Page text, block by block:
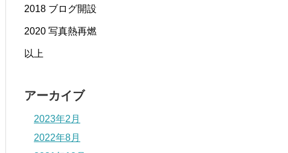
2018 ブログ開設
2020 写真熱再燃
以上
アーカイブ
2023年2月
2022年8月